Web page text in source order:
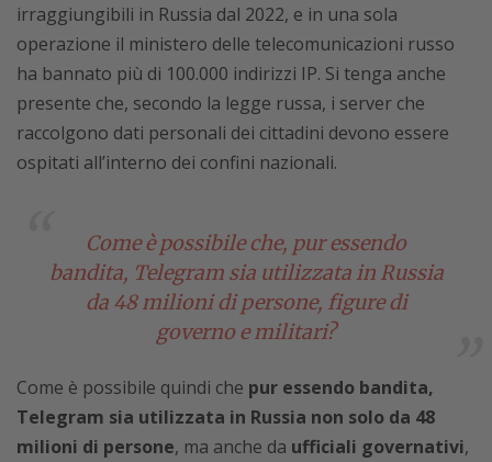
irraggiungibili in Russia dal 2022, e in una sola
operazione il ministero delle telecomunicazioni russo
ha bannato più di 100.000 indirizzi IP. Si tenga anche
presente che, secondo la legge russa, i server che
raccolgono dati personali dei cittadini devono essere
ospitati all’interno dei confini nazionali.
Come è possibile che, pur essendo
bandita, Telegram sia utilizzata in Russia
da 48 milioni di persone, figure di
governo e militari?
Come è possibile quindi che pur essendo bandita,
Telegram sia utilizzata in Russia non solo da 48
milioni di persone, ma anche da ufficiali governativi,